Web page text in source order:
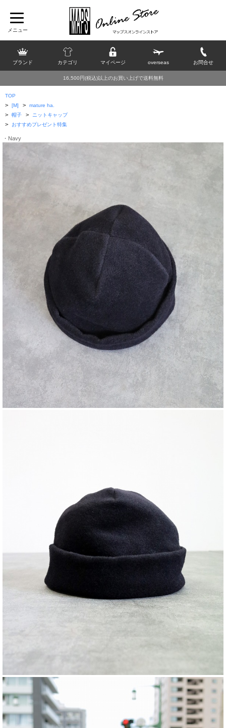
ブランド カテゴリ マイページ overseas お問合せ
16,500円(税込)以上のお買い上げで送料無料
TOP
> [M] > mature ha.
> 帽子 > ニットキャップ
> おすすめプレゼント特集
・Navy